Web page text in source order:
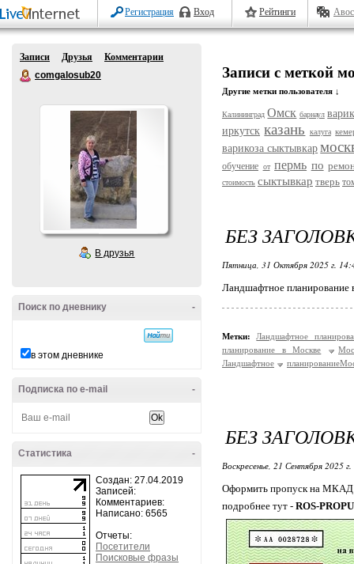
Регистрация Вход Рейтинги
Записи Друзья
Комментарии
comgalosub20
В друзья
-
Поиск по дневнику
в этом дневнике
-
Подписка по e-mail
-
Статистика
Создан: 27.04.2019
Записей:
Комментариев:
Написано: 6565
Отчеты:
Посетители
Поисковые фразы
Записи с меткой
Другие метки пользователя ↓
Калининград Омск барнаул
иркутск казань калуга
варикоза сыктывкар
обучение от пермь по
стоимость сыктывкар тверь
БЕЗ
Пятница, 31 Октября 2025 г.
Ландшафтное планирование
Метки:
Ландшафтное
планирование в Москве
Ландшафтное
БЕЗ
Воскресенье, 21 Сентября 2025
Оформить пропуск на МКАД
подробнее тут - ROS-